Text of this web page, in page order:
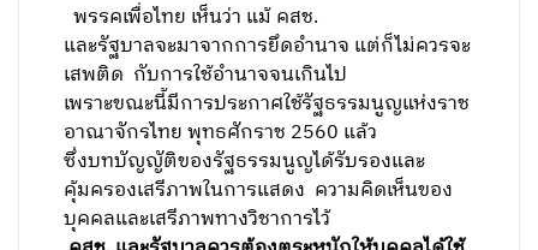
พรรคเพื่อไทย เห็นว่า แม้ คสช.
และรัฐบาลจะมาจากการยึดอำนาจ แต่ก็ไม่ควรจะ
เสพติด กับการใช้อำนาจจนเกินไป
เพราะขณะนี้มีการประกาศใช้รัฐธรรมนูญแห่งราช
อาณาจักรไทย พุทธศักราช 2560 แล้ว
ซึ่งบทบัญญัติของรัฐธรรมนูญได้รับรองและ
คุ้มครองเสรีภาพในการแสดง ความคิดเห็นของ
บุคคลและเสรีภาพทางวิชาการไว้